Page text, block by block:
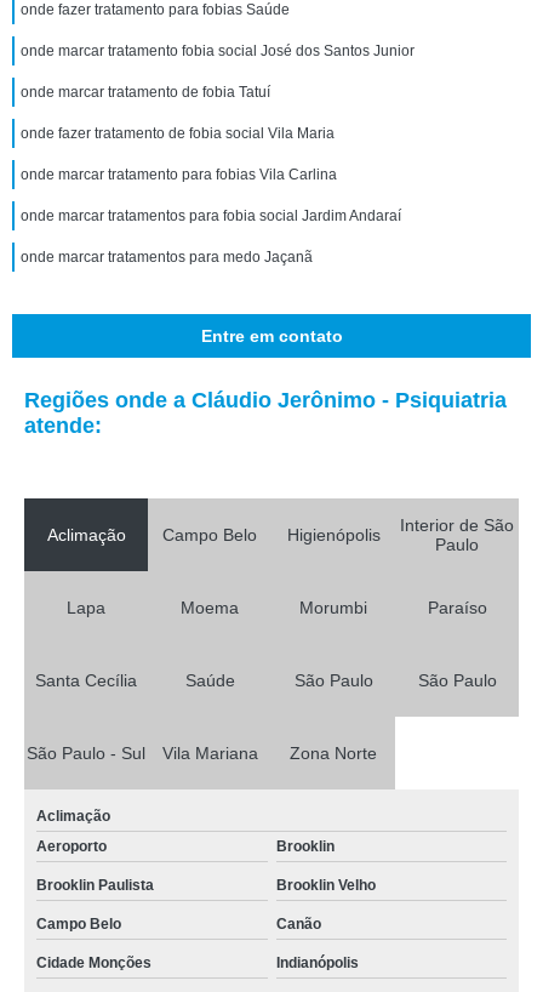
onde fazer tratamento para fobias Saúde
onde marcar tratamento fobia social José dos Santos Junior
onde marcar tratamento de fobia Tatuí
onde fazer tratamento de fobia social Vila Maria
onde marcar tratamento para fobias Vila Carlina
onde marcar tratamentos para fobia social Jardim Andaraí
onde marcar tratamentos para medo Jaçanã
Entre em contato
Regiões onde a Cláudio Jerônimo - Psiquiatria
atende:
Aclimação Campo Belo Higienópolis
Interior de São
Paulo
Lapa Moema Morumbi Paraíso
Santa Cecília Saúde São Paulo São Paulo
São Paulo - Sul Vila Mariana Zona Norte
Aclimação
Aeroporto
Brooklin
Brooklin Paulista Brooklin Velho
Campo Belo Canão
Cidade Monções Indianópolis